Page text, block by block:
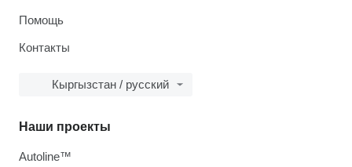
Помощь
Контакты
Кыргызстан / русский
Наши проекты
Autoline™